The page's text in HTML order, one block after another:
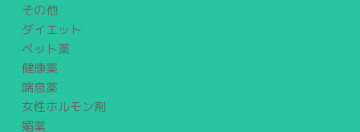
その他
ダイエット
ペット薬
健康薬
喘息薬
女性ホルモン剤
媚薬